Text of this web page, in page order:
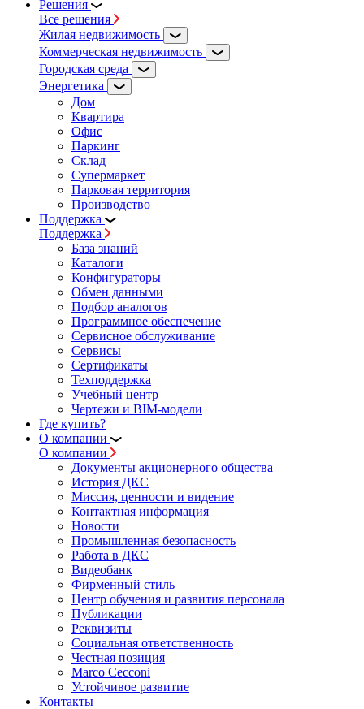
Решения
Все решения
Жилая недвижимость
Коммерческая недвижимость
Городская среда
Энергетика
Дом
Квартира
Офис
Паркинг
Склад
Супермаркет
Парковая территория
Производство
Поддержка
Поддержка
База знаний
Каталоги
Конфигураторы
Обмен данными
Подбор аналогов
Программное обеспечение
Сервисное обслуживание
Сервисы
Сертификаты
Техподдержка
Учебный центр
Чертежи и BIM-модели
Где купить?
О компании
О компании
Документы акционерного общества
История ДКС
Миссия, ценности и видение
Контактная информация
Новости
Промышленная безопасность
Работа в ДКС
Видеобанк
Фирменный стиль
Центр обучения и развития персонала
Публикации
Реквизиты
Социальная ответственность
Честная позиция
Marco Cecconi
Устойчивое развитие
Контакты